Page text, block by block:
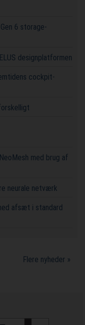
6 storage-
designplatformen
cockpit-
med brug af
neurale netværk
afsæt i standard
Flere nyheder »